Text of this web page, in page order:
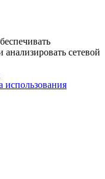
сетевой
использования